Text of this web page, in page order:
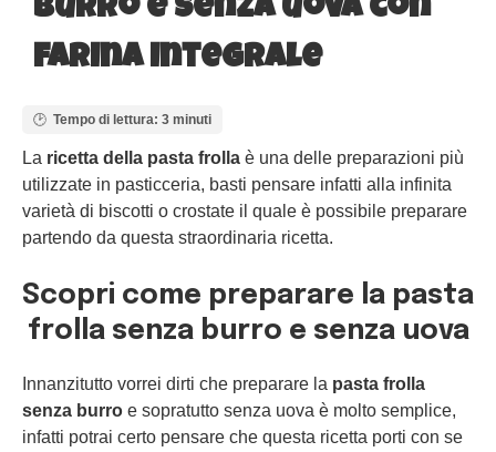
burro e senza uova con
farina integrale
Tempo di lettura: 3 minuti
La ricetta della pasta frolla è una delle preparazioni più
utilizzate in pasticceria, basti pensare infatti alla infinita
varietà di biscotti o crostate il quale è possibile preparare
partendo da questa straordinaria ricetta.
Scopri come preparare la pasta
frolla senza burro e senza uova
Innanzitutto vorrei dirti che preparare la pasta frolla
senza burro e sopratutto senza uova è molto semplice,
infatti potrai certo pensare che questa ricetta porti con se